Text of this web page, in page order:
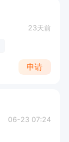
23天前
申请
06-23 07:24